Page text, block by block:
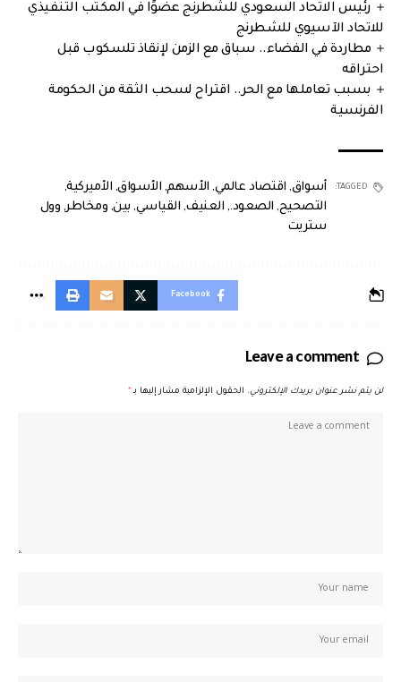
رئيس الاتحاد السعودي للشطرنج عضوًا في المكتب التنفيذي
للاتحاد الآسيوي للشطرنج
مطاردة في الفضاء.. سباق مع الزمن لإنقاذ تلسكوب قبل
احتراقه
بسبب تعاملها مع الحر.. اقتراح لسحب الثقة من الحكومة
الفرنسية
TAGGED: أسواق, اقتصاد عالمي, الأسهم, الأسواق, الأميركية,
التصحيح, الصعود., العنيف, القياسي, بين, ومخاطر, وول
ستريت
Facebook
Leave a comment
لن يتم نشر عنوان بريدك الإلكتروني. الحقول الإلزامية مشار إليها بـ *